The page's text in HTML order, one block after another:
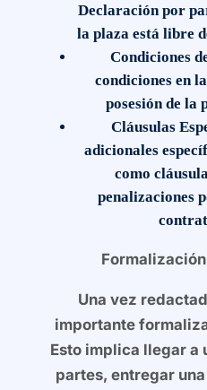
Declaración por
la plaza está libre
Condiciones
condiciones en
posesión de la
Cláusulas
adicionales
como
penalizaciones
Una vez
importante
Esto implica llegar a
partes, entregar